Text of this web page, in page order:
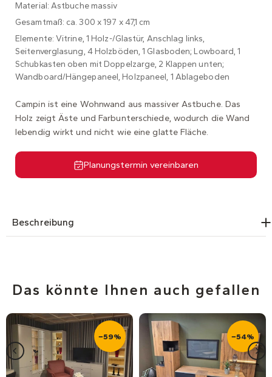
Material: Astbuche massiv
Gesamtmaß: ca. 300 x 197 x 47,1 cm
Elemente: Vitrine, 1 Holz-/Glastür, Anschlag links,
Seitenverglasung, 4 Holzböden, 1 Glasboden; Lowboard, 1
Schubkasten oben mit Doppelzarge, 2 Klappen unten;
Wandboard/Hängepaneel, Holzpaneel, 1 Ablageboden
Campin ist eine Wohnwand aus massiver Astbuche. Das
Holz zeigt Äste und Farbunterschiede, wodurch die Wand
lebendig wirkt und nicht wie eine glatte Fläche.
Planungstermin vereinbaren
Beschreibung
Das könnte Ihnen auch gefallen
−59% −54%